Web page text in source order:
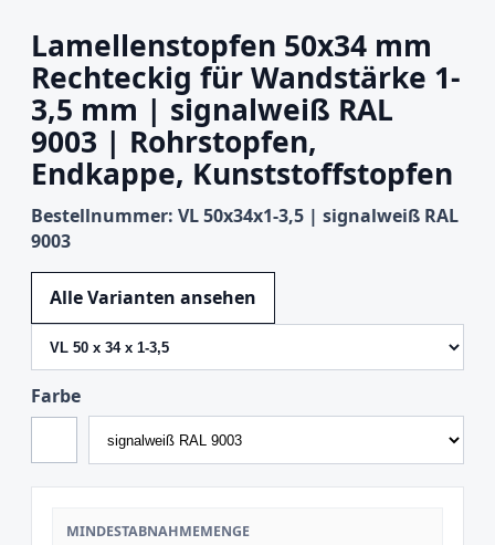
Lamellenstopfen 50x34 mm
Rechteckig für Wandstärke 1-
3,5 mm | signalweiß RAL
9003 | Rohrstopfen,
Endkappe, Kunststoffstopfen
Bestellnummer: VL 50x34x1-3,5 | signalweiß RAL
9003
Alle Varianten ansehen
Farbe
MINDESTABNAHMEMENGE